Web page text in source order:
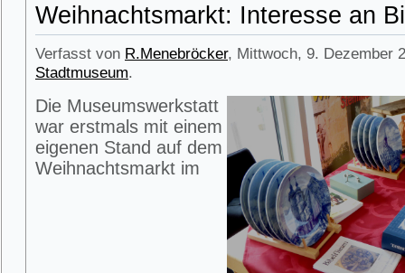
Weihnachtsmarkt: Interesse an
Verfasst von R.Menebröcker, Mittwoch, 9. Dezember
Stadtmuseum.
Die Museumswerkstatt
war erstmals mit einem
eigenen Stand auf dem
Weihnachtsmarkt im